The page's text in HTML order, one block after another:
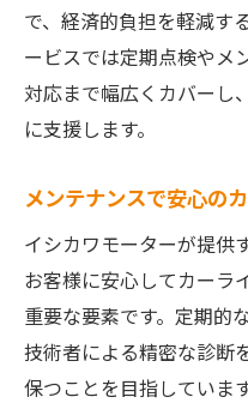
で、経済的負担を軽減す
ービスでは定期点検やメ
対応まで幅広くカバーし
に支援します。
メンテナンスで安心の
イシカワモーターが提供
お客様に安心してカーラ
重要な要素です。定期的
技術者による精密な診断
保つことを目指していま